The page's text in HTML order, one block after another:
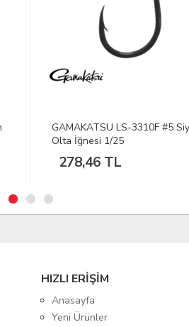
D. SPRO Pikefighter Mat
Maket Yem
298,12 TL
HIZLI ERİŞİM
Anasayfa
Yeni Ürünler